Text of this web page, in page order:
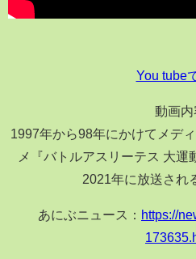
You tube
動画内
1997年から98年にかけてメデ
メ『バトルアスリーテス 大
2021年に放送され
あにぶニュース： https://